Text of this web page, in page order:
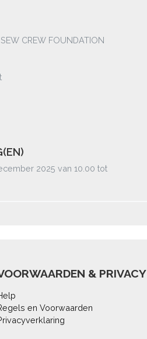
CREW FOUNDATION
2025 van 10.00 tot
& PRIVACY
en Voorwaarden